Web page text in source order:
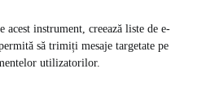
instrument, creează liste de e-
să trimiți mesaje targetate pe
utilizatorilor.